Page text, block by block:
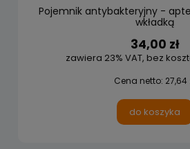
Pojemnik antybakteryjny -
wkładką
34,00 zł
zawiera 23% VAT, bez
Cena netto: 27,64
do koszyka